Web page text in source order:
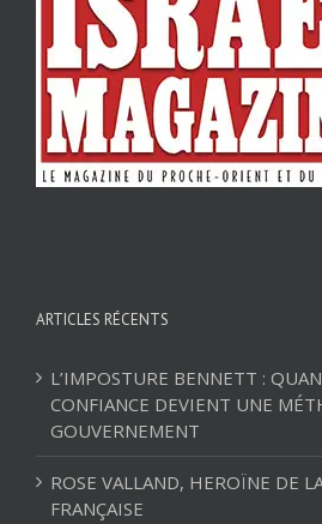
ARTICLES RÉCENTS
L’IMPOSTURE BENNETT :
CONFIANCE DEVIENT UNE
GOUVERNEMENT
ROSE VALLAND, HEROÏNE DE
FRANÇAISE